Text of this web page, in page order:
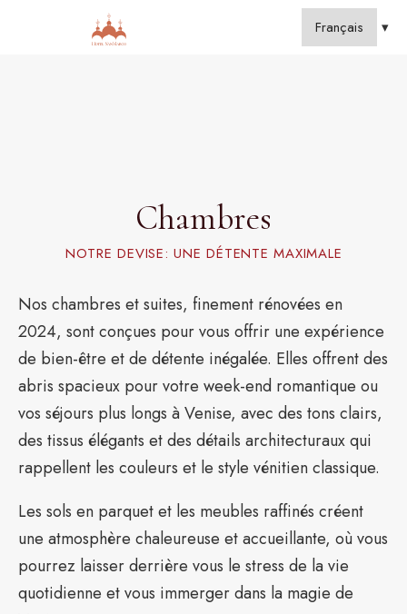
Chambres
NOTRE DEVISE: UNE DÉTENTE MAXIMALE
Nos chambres et suites, finement rénovées en
2024, sont conçues pour vous offrir une expérience
de bien-être et de détente inégalée. Elles offrent des
abris spacieux pour votre week-end romantique ou
vos séjours plus longs à Venise, avec des tons clairs,
des tissus élégants et des détails architecturaux qui
rappellent les couleurs et le style vénitien classique.
Les sols en parquet et les meubles raffinés créent
une atmosphère chaleureuse et accueillante, où vous
pourrez laisser derrière vous le stress de la vie
quotidienne et vous immerger dans la magie de